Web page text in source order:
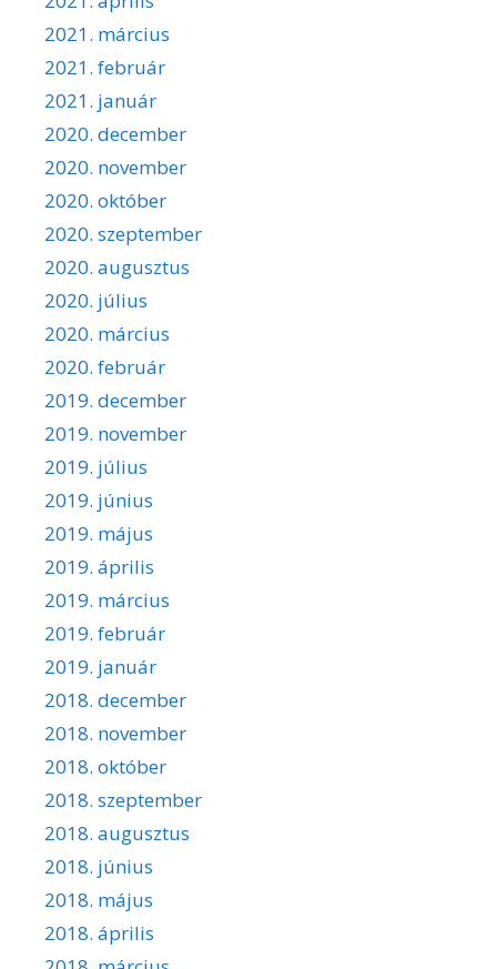
2021. március
2021. február
2021. január
2020. december
2020. november
2020. október
2020. szeptember
2020. augusztus
2020. július
2020. március
2020. február
2019. december
2019. november
2019. július
2019. június
2019. május
2019. április
2019. március
2019. február
2019. január
2018. december
2018. november
2018. október
2018. szeptember
2018. augusztus
2018. június
2018. május
2018. április